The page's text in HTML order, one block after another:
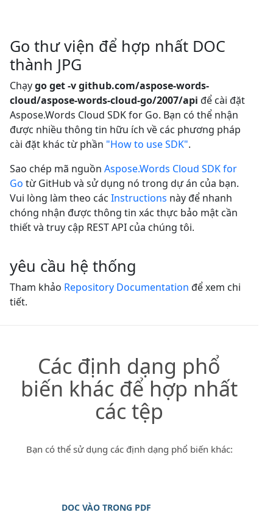
Go thư viện để hợp nhất DOC
thành JPG
Chạygo get -v github.com/aspose-words-
cloud/aspose-words-cloud-go/2007/api để cài đặt
Aspose.Words Cloud SDK for Go. Bạn có thể nhận
được nhiều thông tin hữu ích về các phương pháp
cài đặt khác từ phần "How to use SDK".
Sao chép mã nguồn Aspose.Words Cloud SDK for
Go từ GitHub và sử dụng nó trong dự án của bạn.
Vui lòng làm theo các Instructions này để nhanh
chóng nhận được thông tin xác thực bảo mật cần
thiết và truy cập REST API của chúng tôi.
yêu cầu hệ thống
Tham khảo Repository Documentation để xem chi
tiết.
Các định dạng phổ
biến khác để hợp nhất
các tệp
Bạn có thể sử dụng các định dạng phổ biến khác:
DOC VÀO TRONG PDF